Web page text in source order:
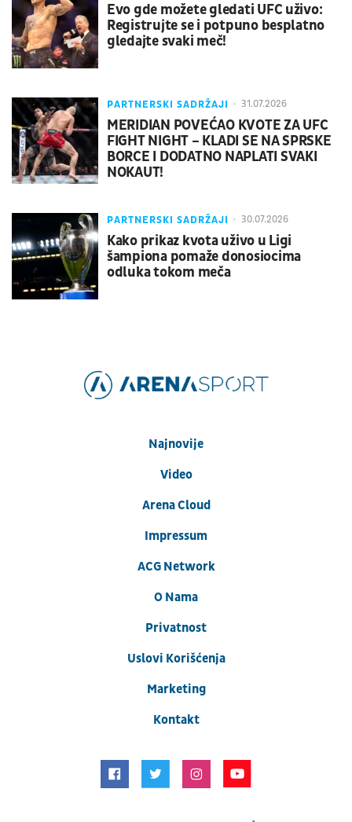
Evo gde možete gledati UFC uživo:
Registrujte se i potpuno besplatno
gledajte svaki meč!
PARTNERSKI SADRŽAJI 31.07.2026
MERIDIAN POVEĆAO KVOTE ZA UFC
FIGHT NIGHT – KLADI SE NA SPRSKE
BORCE I DODATNO NAPLATI SVAKI
NOKAUT!
PARTNERSKI SADRŽAJI 30.07.2026
Kako prikaz kvota uživo u Ligi
šampiona pomaže donosiocima
odluka tokom meča
Najnovije
Video
Arena Cloud
Impressum
ACG Network
O Nama
Privatnost
Uslovi Korišćenja
Marketing
Kontakt